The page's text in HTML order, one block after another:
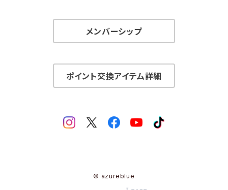
メンバーシップ
ポイント交換アイテム詳細
© azureblue